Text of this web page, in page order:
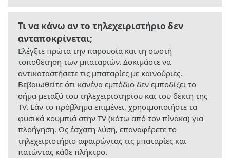
Τι να κάνω αν το τηλεχειριστήριο δεν
ανταποκρίνεται;
Ελέγξτε πρώτα την παρουσία και τη σωστή
τοποθέτηση των μπαταριών. Δοκιμάστε να
αντικαταστήσετε τις μπαταρίες με καινούριες.
Βεβαιωθείτε ότι κανένα εμπόδιο δεν εμποδίζει το
σήμα μεταξύ του τηλεχειριστηρίου και του δέκτη της
TV. Εάν το πρόβλημα επιμένει, χρησιμοποιήστε τα
φυσικά κουμπιά στην TV (κάτω από τον πίνακα) για
πλοήγηση. Ως έσχατη λύση, επαναφέρετε το
τηλεχειριστήριο αφαιρώντας τις μπαταρίες και
πατώντας κάθε πλήκτρο.